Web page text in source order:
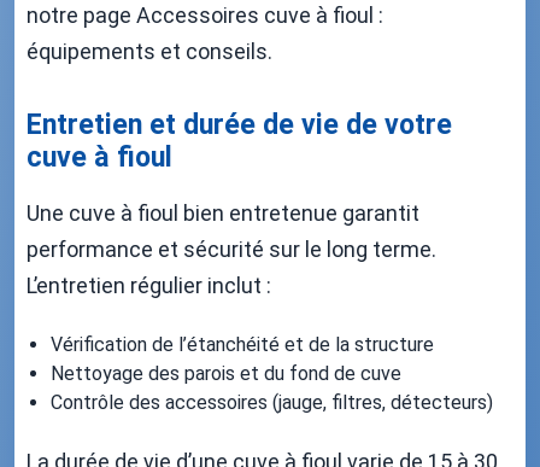
notre page Accessoires cuve à fioul :
équipements et conseils.
Entretien et durée de vie de votre
cuve à fioul
Une cuve à fioul bien entretenue garantit
performance et sécurité sur le long terme.
L’entretien régulier inclut :
Vérification de l’étanchéité et de la structure
Nettoyage des parois et du fond de cuve
Contrôle des accessoires (jauge, filtres, détecteurs)
La durée de vie d’une cuve à fioul varie de 15 à 30